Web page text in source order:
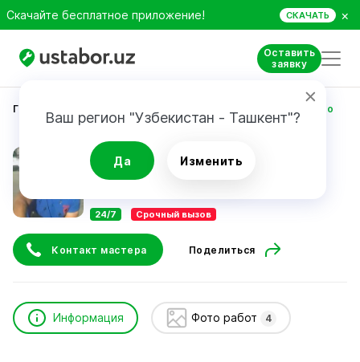
Скачайте бесплатное приложение! СКАЧАТЬ ×
Оставить
заявку
Ваш регион "Узбекистан - Ташкент"?
Да Изменить
Главная Автоуслуги и сервис Yuldashev Abdullo
Yuldashev Abdullo
24/7 Срочный вызов
Контакт мастера Поделиться
Информация Фото работ 4